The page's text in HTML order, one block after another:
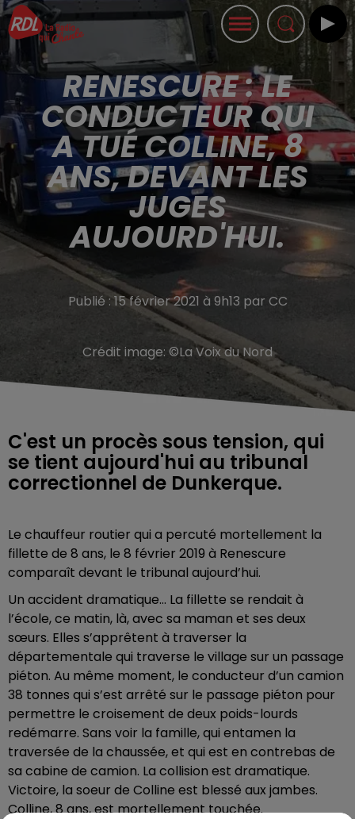
RENESCURE : LE
CONDUCTEUR QUI
A TUÉ COLLINE, 8
ANS, DEVANT LES
JUGES
AUJOURD'HUI.
Publié : 15 février 2021 à 9h13 par CC
Crédit image: ©La Voix du Nord
C'est un procès sous tension, qui
se tient aujourd'hui au tribunal
correctionnel de Dunkerque.
Le chauffeur routier qui a percuté mortellement la
fillette de 8 ans, le 8 février 2019 à Renescure
comparaît devant le tribunal aujourd’hui.
Un accident dramatique… La fillette se rendait à
l’école, ce matin, là, avec sa maman et ses deux
sœurs. Elles s’apprêtent à traverser la
départementale qui traverse le village sur un passage
piéton. Au même moment, le conducteur d’un camion
38 tonnes qui s’est arrêté sur le passage piéton pour
permettre le croisement de deux poids-lourds
redémarre. Sans voir la famille, qui entamen la
traversée de la chaussée, et qui est en contrebas de
sa cabine de camion. La collision est dramatique.
Victoire, la soeur de Colline est blessé aux jambes.
Colline, 8 ans, est mortellement touchée.